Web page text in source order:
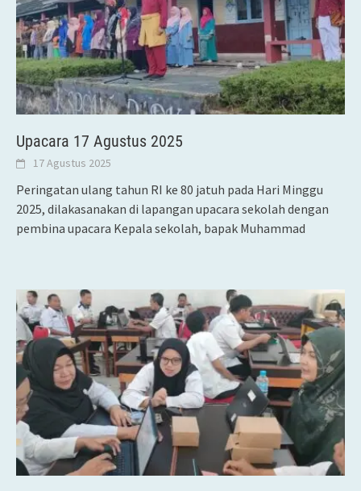
Upacara 17 Agustus 2025
17 Agustus 2025
Peringatan ulang tahun RI ke 80 jatuh pada Hari Minggu
2025, dilakasanakan di lapangan upacara sekolah dengan
pembina upacara Kepala sekolah, bapak Muhammad